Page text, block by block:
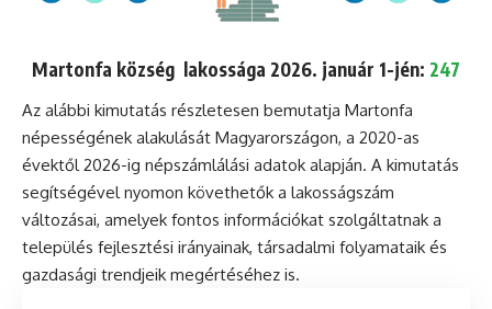
Martonfa község lakossága 2026. január 1-jén: 247
Az alábbi kimutatás részletesen bemutatja Martonfa
népességének alakulását Magyarországon, a 2020-as
évektől 2026-ig népszámlálási adatok alapján. A kimutatás
segítségével nyomon követhetők a lakosságszám
változásai, amelyek fontos információkat szolgáltatnak a
település fejlesztési irányainak, társadalmi folyamataik és
gazdasági trendjeik megértéséhez is.